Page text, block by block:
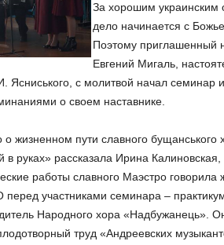
За хорошим украинским
дело начинается с
Поэтому приглашенный
Евгений Мигаль,
Ясниського, с молитвой начал семинар
о своем наставнике.
жизненном пути славного бущанського
в руках» рассказала Ирина
работы славного Маэстро говорила
участниками семинара –
Народного хора «Надбужанець».
труд «Андреевских